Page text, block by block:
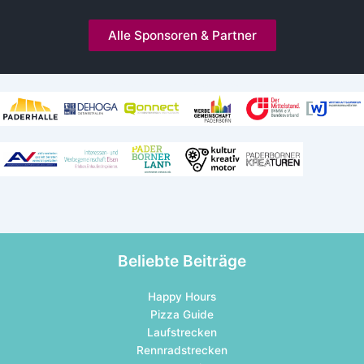
Alle Sponsoren & Partner
Beliebte Beiträge
Happy Hours
Pizza Guide
Laufstrecken
Rennradstrecken